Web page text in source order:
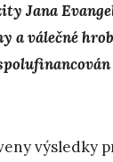
Jana
a válečné
výsledky